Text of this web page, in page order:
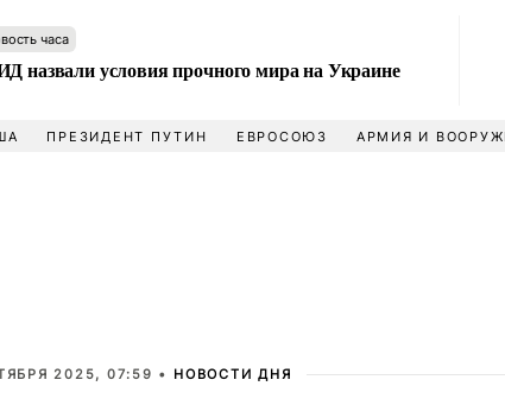
часа
назвали условия прочного мира на Украине
ПРЕЗИДЕНТ ПУТИН ЕВРОСОЮЗ АРМИЯ И
2025, 07:59 • НОВОСТИ ДНЯ